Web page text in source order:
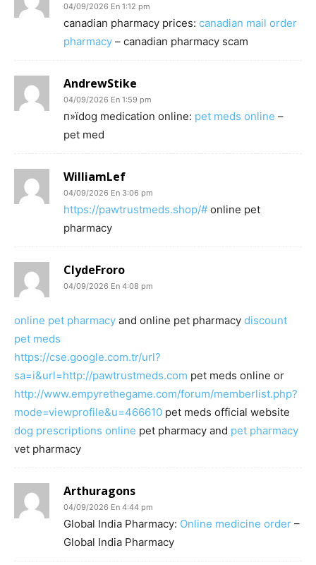
04/09/2026 En 1:12 pm
canadian pharmacy prices: canadian mail order
pharmacy – canadian pharmacy scam
AndrewStike
04/09/2026 En 1:59 pm
п»їdog medication online: pet meds online –
pet med
WilliamLef
04/09/2026 En 3:06 pm
https://pawtrustmeds.shop/# online pet
pharmacy
ClydeFroro
04/09/2026 En 4:08 pm
online pet pharmacy and online pet pharmacy discount
pet meds
https://cse.google.com.tr/url?
sa=i&url=http://pawtrustmeds.com pet meds online or
http://www.empyrethegame.com/forum/memberlist.php?
mode=viewprofile&u=466610 pet meds official website
dog prescriptions online pet pharmacy and pet pharmacy
vet pharmacy
Arthuragons
04/09/2026 En 4:44 pm
Global India Pharmacy: Online medicine order –
Global India Pharmacy